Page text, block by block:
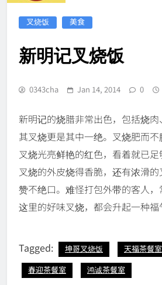
叉烧饭 美食
新明记叉烧饭
0343cha Jan 14, 2014 0
新明记的烧腊非常出色，包括烧
其叉烧更是其中一绝。叉烧肥而
叉烧光亮鲜艳的红色，看着就已足
叉烧的外皮烧得香脆，还有浓滑
赞不绝口。难怪打包外带的客人
这里的好味叉烧，都会升起一种福
Tagged: 坤哥叉烧饭 天福茶餐室
春迎茶餐室
鸿诚茶餐室